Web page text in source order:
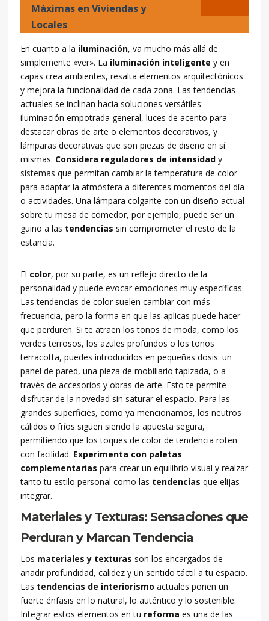
Máximas en Viviendas y
Locales
En cuanto a la iluminación, va mucho más allá de
simplemente «ver». La iluminación inteligente y en
capas crea ambientes, resalta elementos arquitectónicos
y mejora la funcionalidad de cada zona. Las tendencias
actuales se inclinan hacia soluciones versátiles:
iluminación empotrada general, luces de acento para
destacar obras de arte o elementos decorativos, y
lámparas decorativas que son piezas de diseño en sí
mismas. Considera reguladores de intensidad y
sistemas que permitan cambiar la temperatura de color
para adaptar la atmósfera a diferentes momentos del día
o actividades. Una lámpara colgante con un diseño actual
sobre tu mesa de comedor, por ejemplo, puede ser un
guiño a las tendencias sin comprometer el resto de la
estancia.
El color, por su parte, es un reflejo directo de la
personalidad y puede evocar emociones muy específicas.
Las tendencias de color suelen cambiar con más
frecuencia, pero la forma en que las aplicas puede hacer
que perduren. Si te atraen los tonos de moda, como los
verdes terrosos, los azules profundos o los tonos
terracotta, puedes introducirlos en pequeñas dosis: un
panel de pared, una pieza de mobiliario tapizada, o a
través de accesorios y obras de arte. Esto te permite
disfrutar de la novedad sin saturar el espacio. Para las
grandes superficies, como ya mencionamos, los neutros
cálidos o fríos siguen siendo la apuesta segura,
permitiendo que los toques de color de tendencia roten
con facilidad. Experimenta con paletas
complementarias para crear un equilibrio visual y realzar
tanto tu estilo personal como las tendencias que elijas
integrar.
Materiales y Texturas: Sensaciones que
Perduran y Marcan Tendencia
Los materiales y texturas son los encargados de
añadir profundidad, calidez y un sentido táctil a tu espacio.
Las tendencias de interiorismo actuales ponen un
fuerte énfasis en lo natural, lo auténtico y lo sostenible.
Integrar estos elementos en tu reforma es una de las